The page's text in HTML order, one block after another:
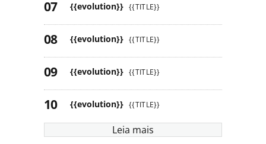
{{evolution}} {{TITLE}}
{{evolution}} {{TITLE}}
{{evolution}} {{TITLE}}
{{evolution}} {{TITLE}}
Leia mais